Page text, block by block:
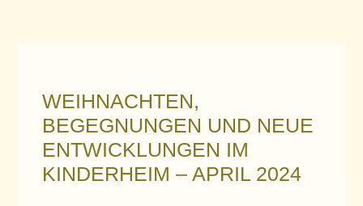
WEIHNACHTEN,
BEGEGNUNGEN UND NEUE
ENTWICKLUNGEN IM
KINDERHEIM – APRIL 2024